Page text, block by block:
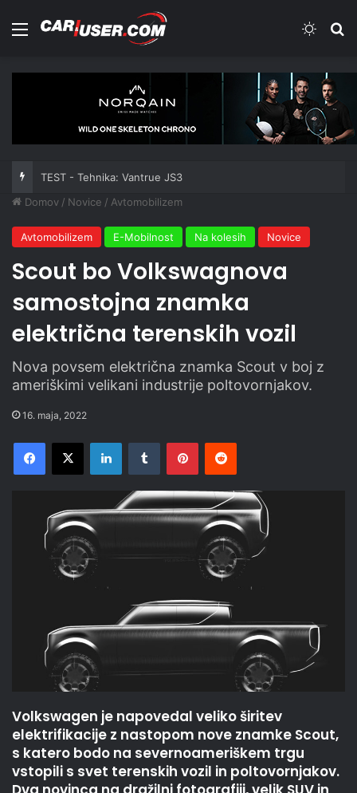
Meni
TEST - Tehnika: Vantrue JS3
Domov / Novice / Avtomobilizem
Avtomobilizem E-Mobilnost Na kolesih Novice
Scout bo Volkswagnova
samostojna znamka
električna terenskih vozil
Nova povsem električna znamka Scout v boj z
ameriškimi velikani industrije poltovornjakov.
16. maja, 2022
Facebook
X LinkedInTumblr PinterestReddit
Volkswagen je napovedal veliko širitev
elektrifikacije z nastopom nove znamke Scout,
s katero bodo na severnoameriškem trgu
vstopili s svet terenskih vozil in poltovornjakov.